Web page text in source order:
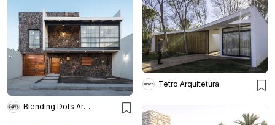
Tetro Arquitetura
Blending Dots Arquitectos